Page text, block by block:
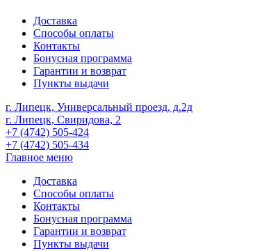
Доставка
Способы оплаты
Контакты
Бонусная программа
Гарантии и возврат
Пункты выдачи
г. Липецк, Универсальный проезд, д.2д
г. Липецк, Свиридова, 2
+7 (4742) 505-424
+7 (4742) 505-434
Главное меню
Доставка
Способы оплаты
Контакты
Бонусная программа
Гарантии и возврат
Пункты выдачи